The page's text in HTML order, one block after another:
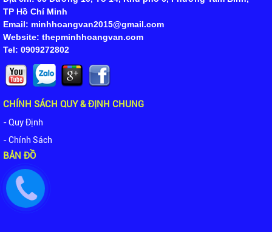
TP Hồ Chí Minh
Email: minhhoangvan2015@gmail.com
Website: thepminhhoangvan.com
Tel: 0909272802
CHÍNH SÁCH QUY & ĐỊNH CHUNG
- Quy Định
- Chính Sách
BẢN ĐỒ